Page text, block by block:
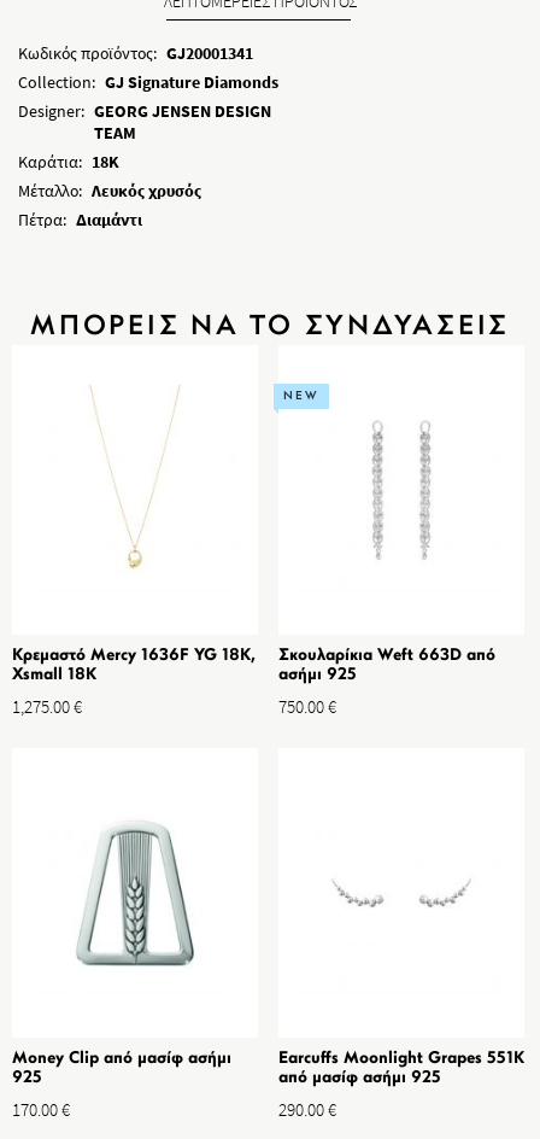
Κωδικός προϊόντος: GJ20001341
Collection: GJ Signature Diamonds
Designer: GEORG JENSEN DESIGN
TEAM
Καράτια: 18K
Μέταλλο: Λευκός χρυσός
Πέτρα: Διαμάντι
ΜΠΟΡΕΙΣ ΝΑ ΤΟ ΣΥΝΔΥΑΣΕΙΣ
Κρεμαστό Mercy 1636F YG 18K,
Xsmall 18K
1,275.00€
NEW
Σκουλαρίκια Weft 663D από
ασήμι 925
750.00€
Money Clip από μασίφ ασήμι
925
170.00€
Earcuffs Moonlight Grapes 551K
από μασίφ ασήμι 925
290.00€